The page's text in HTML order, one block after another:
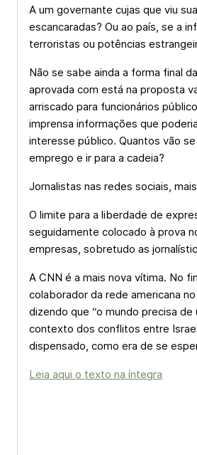
A um governante cujas que viu
escancaradas? Ou ao país, se a
terroristas ou potências
Não se sabe ainda a forma final
aprovada com está na proposta
arriscado para funcionários
imprensa informações que
interesse público. Quantos vão
emprego e ir para a cadeia?
Jornalistas nas redes sociais,
O limite para a liberdade de
seguidamente colocado à prova
empresas, sobretudo as
A CNN é a mais nova vítima. No
colaborador da rede americana
dizendo que “o mundo precisa de
contexto dos conflitos entre
dispensado, como era de se
Leia aqui o texto na íntegra